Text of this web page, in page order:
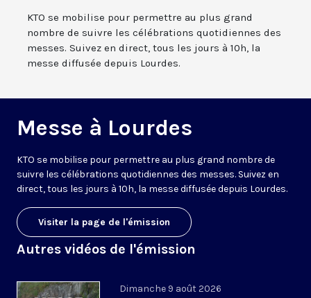
KTO se mobilise pour permettre au plus grand
nombre de suivre les célébrations quotidiennes des
messes. Suivez en direct, tous les jours à 10h, la
messe diffusée depuis Lourdes.
Messe à Lourdes
KTO se mobilise pour permettre au plus grand nombre de
suivre les célébrations quotidiennes des messes. Suivez en
direct, tous les jours à 10h, la messe diffusée depuis Lourdes.
Visiter la page de l'émission
Autres vidéos de l'émission
Dimanche 9 août 2026